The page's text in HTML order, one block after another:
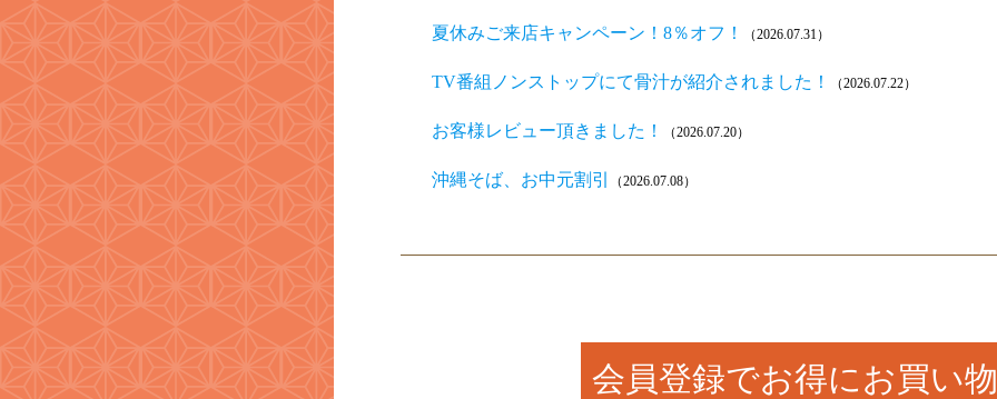
夏休みご来店キャンペーン！8％オフ！ （2026.07.31）
TV番組ノンストップにて骨汁が紹介されました！ （2026.07.22）
お客様レビュー頂きました！ （2026.07.20）
沖縄そば、お中元割引 （2026.07.08）
会員登録でお得にお買い